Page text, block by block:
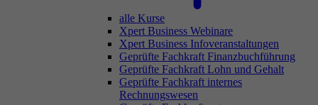
alle Kurse
Xpert Business Webinare
Xpert Business Infoveranstaltungen
Geprüfte Fachkraft Finanzbuchführung
Geprüfte Fachkraft Lohn und Gehalt
Geprüfte Fachkraft internes
Rechnungswesen